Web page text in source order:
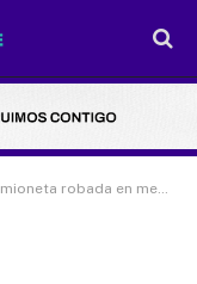
en menos de un minuto